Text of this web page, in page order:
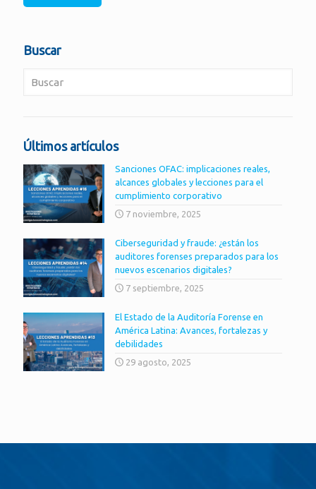
Buscar
Últimos artículos
Sanciones OFAC: implicaciones reales,
alcances globales y lecciones para el
cumplimiento corporativo
7 noviembre, 2025
Ciberseguridad y fraude: ¿están los
auditores forenses preparados para los
nuevos escenarios digitales?
7 septiembre, 2025
El Estado de la Auditoría Forense en
América Latina: Avances, fortalezas y
debilidades
29 agosto, 2025